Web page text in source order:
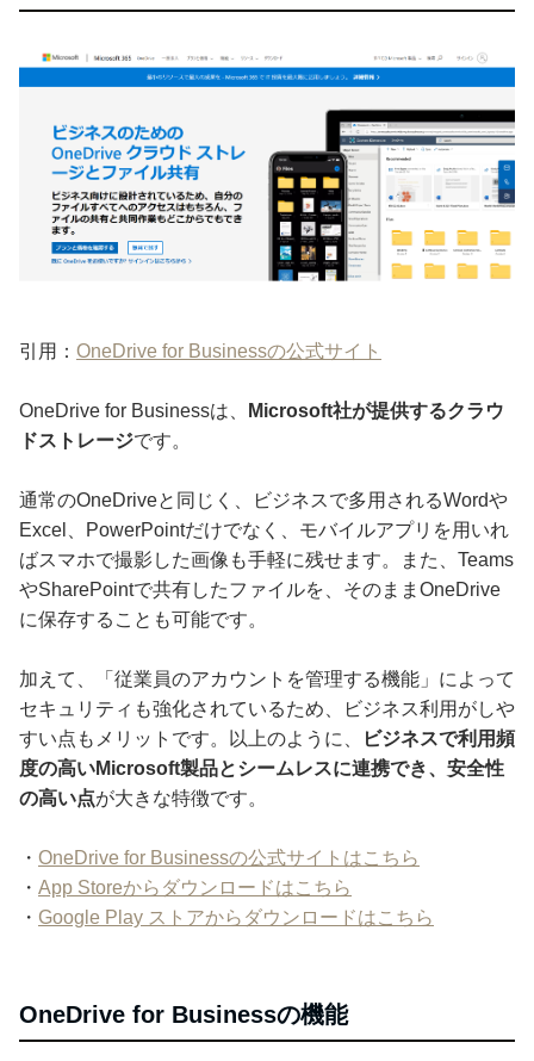
引用： OneDrive for Businessの公式サイト
OneDrive for Businessは、
Microsoft社が提供するクラウ
ドストレージです。
通常のOneDriveと同じく、ビジネスで多用されるWordや
Excel、PowerPointだけでなく、モバイルアプリを用いれ
ばスマホで撮影した画像も手軽に残せます。また、Teams
やSharePointで共有したファイルを、そのままOneDrive
に保存することも可能です。
加えて、「従業員のアカウントを管理する機能」によって
セキュリティも強化されているため、ビジネス利用がしや
すい点もメリットです。以上のように、
ビジネスで利用頻
度の高いMicrosoft製品とシームレスに連携でき、安全性
の高い点が大きな特徴です。
・ OneDrive for Businessの公式サイトはこちら
・ App Storeからダウンロードはこちら
・ Google Play ストアからダウンロードはこちら
OneDrive for Businessの機能